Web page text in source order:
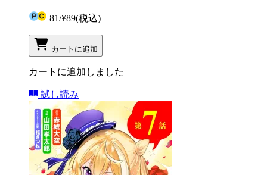
81/¥89(税込)
カートに追加
カートに追加しました
試し読み